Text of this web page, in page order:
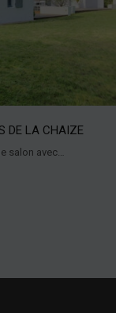
DE LA CHAIZE
salon avec…